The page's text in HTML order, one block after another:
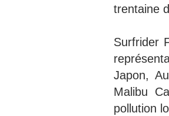
trentaine
Surfrider
Japon,
Malibu
pollution